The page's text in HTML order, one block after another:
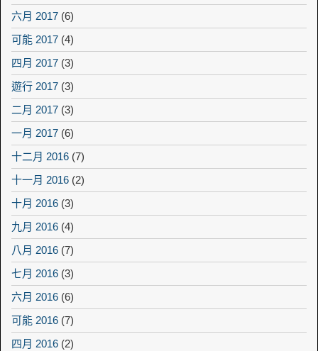
六月 2017 (6)
可能 2017 (4)
四月 2017 (3)
遊行 2017 (3)
二月 2017 (3)
一月 2017 (6)
十二月 2016 (7)
十一月 2016 (2)
十月 2016 (3)
九月 2016 (4)
八月 2016 (7)
七月 2016 (3)
六月 2016 (6)
可能 2016 (7)
四月 2016 (2)